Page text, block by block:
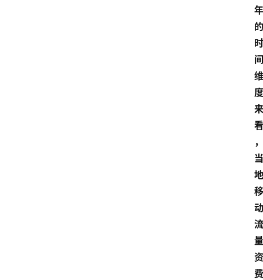
年
的
时
间
维
度
来
看
，
当
地
移
动
流
量
资
费